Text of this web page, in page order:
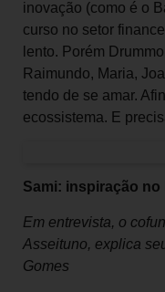
inovação (como é o
curso no setor
lento. Porém
Raimundo, Maria,
tendo de se amar.
ecossistema. E
Sami: inspiração no
Em entrevista, o
Asseituno, explica
Gomes